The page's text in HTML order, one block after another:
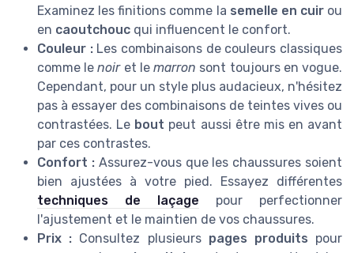
Examinez les finitions comme la semelle en cuirou
en caoutchouc qui influencent le confort.
Couleur :Les combinaisons de couleurs classiques
comme lenoiret lemarron sont toujours en vogue.
Cependant, pour un style plus audacieux, n'hésitez
pas à essayer des combinaisons de teintes vives ou
contrastées. Le bout peut aussi être mis en avant
par ces contrastes.
Confort :Assurez-vous que les chaussures soient
bien ajustées à votre pied. Essayez différentes
techniques de laçage pour perfectionner
l'ajustement et le maintien de vos chaussures.
Prix : Consultez plusieurs pages produits pour